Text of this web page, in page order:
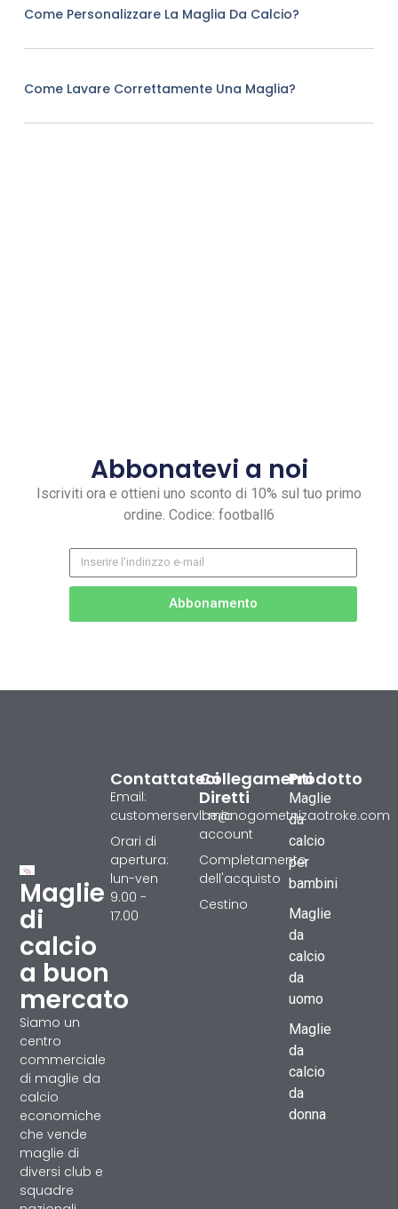
Come Personalizzare La Maglia Da Calcio?
Come Lavare Correttamente Una Maglia?
Abbonatevi a noi
Iscriviti ora e ottieni uno sconto di 10% sul tuo primo
ordine. Codice: football6
Abbonamento
Maglie
di
calcio
a buon
mercato
Siamo un
centro
commerciale
di maglie da
calcio
economiche
che vende
maglie di
diversi club e
squadre
Prodotto
Maglie
da
calcio
per
bambini
Maglie
da
calcio
da
uomo
Maglie
da
calcio
da
donna
Collegamenti
Diretti
Il mio
account
Completamento
dell'acquisto
Cestino
Contattateci
Email:
customerservice@nogometnizaotroke.com
Orari di
apertura:
lun-ven
9.00 -
17.00